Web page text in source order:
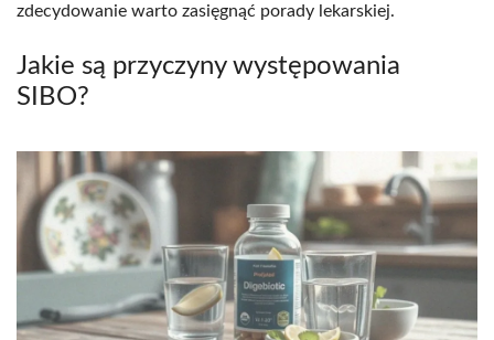
zdecydowanie warto zasięgnąć porady lekarskiej.
Jakie są przyczyny występowania
SIBO?